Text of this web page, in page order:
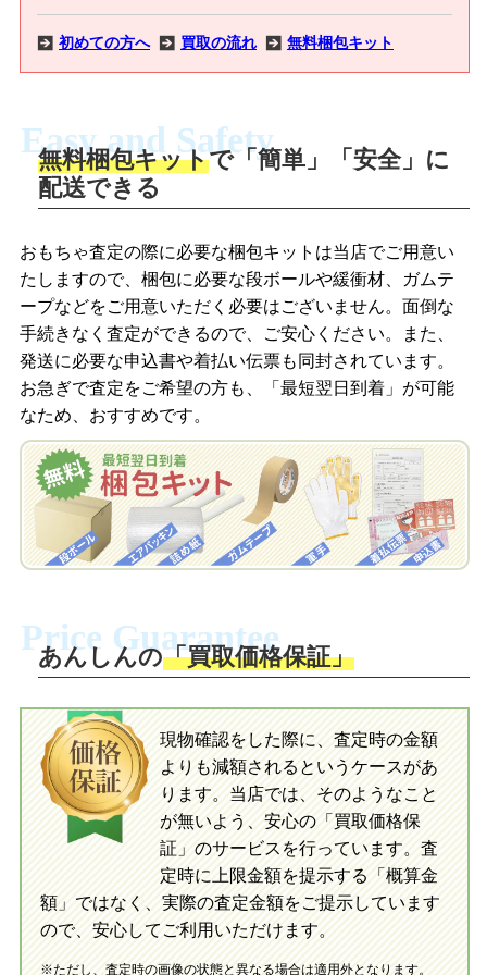
初めての方へ 買取の流れ 無料梱包キット
商品撮影
商品を撮影して、査定フォームから画像
を送信します。
梱包キットをメールで申し込み
査定結果をメールで確認し、梱包キット
を申し込みます。梱包キットは送料無料
でお届けします。
自宅でおもちゃを発送・梱包
梱包キットに同封する発送ガイドの手順
送。当店へ無料で発送いただけます。
入金完了
当店に査定したおもちゃがご到着後、ご
指定の口座に即日入金可能です。
買取の流れ 写真の撮影方法
LINEの友だち追加・査定画像を送信
「ジョニージョイLINE査定」を友だちに
追加し、スマートフォンなどのカメラで
撮影したおもちゃの写真をトーク中に送
梱包キットをLINEで申し込み
査定結果をLINEで確認し、梱包キットを
申し込みます。梱包キットは送料無料で
お届けします。
自宅でおもちゃを発送・梱包
ださい。お電話にて集荷依頼を行い発
送。当店へ無料で発送いただけます。
当店に査定したおもちゃがご到着後、ご
指定の口座に即日入金可能です。
初めての方へ LINE査定の流れ 写真の撮影方法
Easy and Safety
無料梱包キットで「簡単」「安全」に
配送できる
おもちゃ査定の際に必要な梱包キットは当店でご用意い
たしますので、梱包に必要な段ボールや緩衝材、ガムテ
ープなどをご用意いただく必要はございません。面倒な
手続きなく査定ができるので、ご安心ください。また、
発送に必要な申込書や着払い伝票も同封されています。
お急ぎで査定をご希望の方も、「最短翌日到着」が可能
なため、おすすめです。
Price Guarantee
あんしんの「買取価格保証」
現物確認をした際に、査定時の金額
よりも減額されるというケースがあ
ります。当店では、そのようなこと
が無いよう、安心の「買取価格保
証」のサービスを行っています。査
定時に上限金額を提示する「概算金
額」ではなく、実際の査定金額をご提示しています
ので、安心してご利用いただけます。
※ただし、査定時の画像の状態と異なる場合は適用外となります。